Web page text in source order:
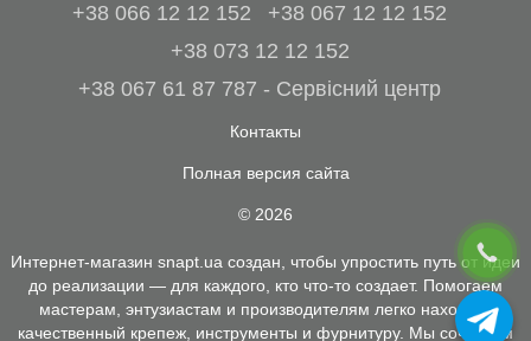
+38 066 12 12 152
+38 067 12 12 152
+38 073 12 12 152
+38 067 61 87 787 - Сервісний центр
Контакты
Полная версия сайта
© 2026
Интернет-магазин snapt.ua создан, чтобы упростить путь от идеи
до реализации — для каждого, кто что-то создает. Помогаем
мастерам, энтузиастам и производителям легко находить
качественный крепеж, инструменты и фурнитуру. Мы сочетаем